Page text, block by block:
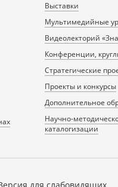
Выставки
Мультимедийные
Видеолекторий
Конференции,
Стратегические
Проекты и конкурсы
Дополнительное
Научно-
каталогизации